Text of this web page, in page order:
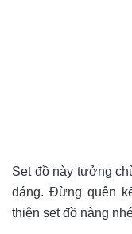
Set đồ này tưởng
dáng. Đừng quên
thiện set đồ nàng